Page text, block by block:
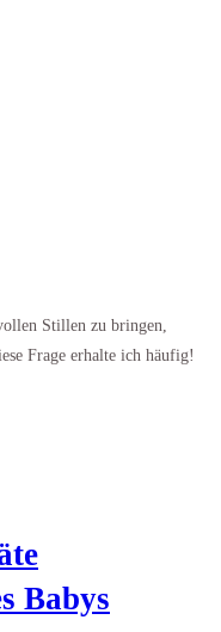
Stillen zu bringen,
Frage erhalte ich häufig!
Babys